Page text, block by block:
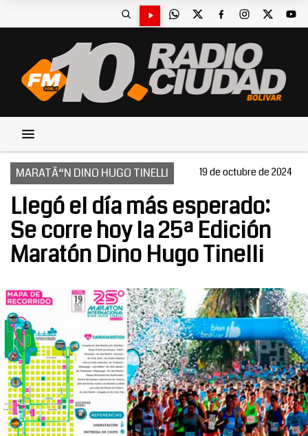
MARATÃ“N DINO HUGO TINELLI 19 de octubre de 2024
Llegó el día más esperado:
Se corre hoy la 25ª Edición
Maratón Dino Hugo Tinelli